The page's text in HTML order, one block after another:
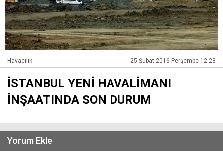
Havacılık 25 Şubat 2016 Perşembe 12:23
İSTANBUL YENİ HAVALİMANI
İNŞAATINDA SON DURUM
Yorum Ekle